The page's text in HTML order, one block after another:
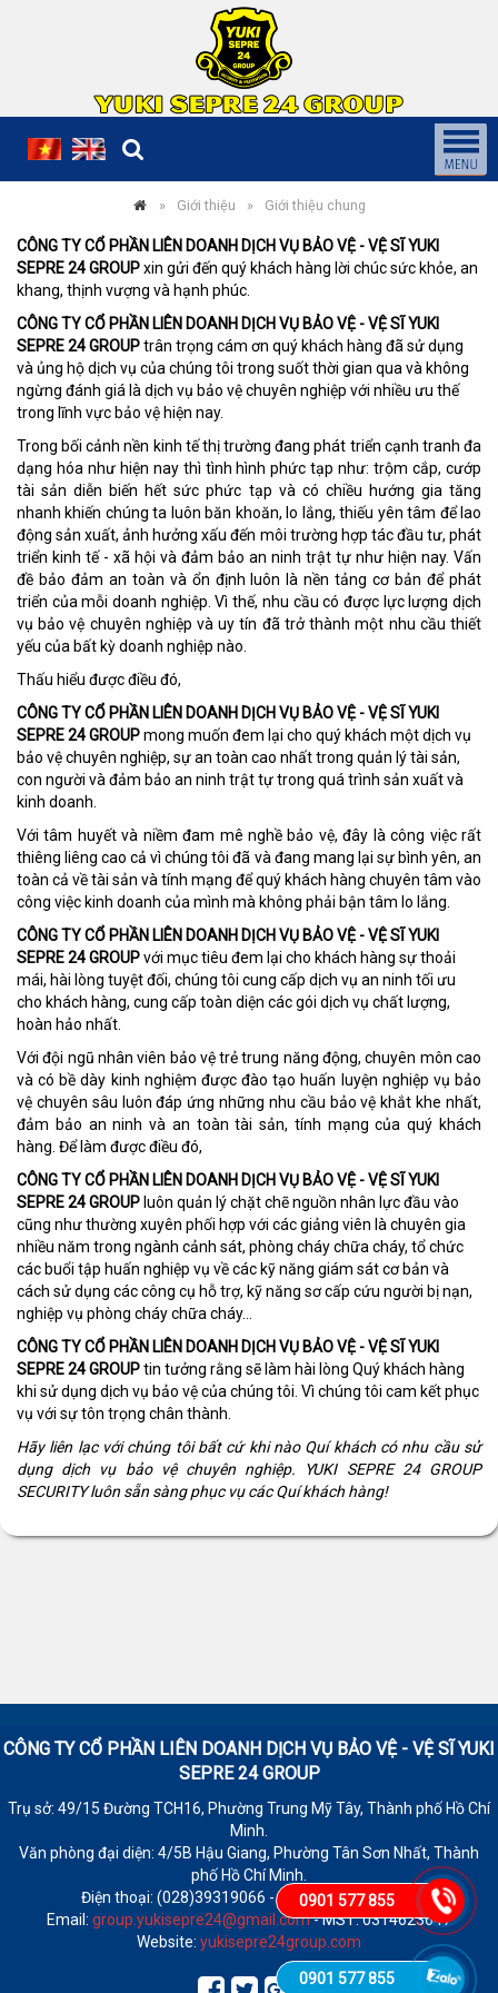
0901 577 855
0901 577 855
Giới thiệu Giới thiệu chung
CÔNG TY CỔ PHẦN LIÊN DOANH DỊCH VỤ BẢO VỆ - VỆ SĨ YUKI
SEPRE 24 GROUPxin gửi đến quý khách hàng lời chúc sức khỏe, an
khang, thịnh vượng và hạnh phúc.
CÔNG TY CỔ PHẦN LIÊN DOANH DỊCH VỤ BẢO VỆ - VỆ SĨ YUKI
SEPRE 24 GROUPtrân trọng cám ơn quý khách hàng đã sử dụng
và ủng hộ dịch vụ của chúng tôi trong suốt thời gian qua và không
ngừng đánh giá là dịch vụ bảo vệ chuyên nghiệp với nhiều ưu thế
trong lĩnh vực bảo vệ hiện nay.
Trong bối cảnh nền kinh tế thị trường đang phát triển cạnh tranh đa
dạng hóa như hiện nay thì tình hình phức tạp như: trộm cắp, cướp
tài sản diễn biến hết sức phức tạp và có chiều hướng gia tăng
nhanh khiến chúng ta luôn băn khoăn, lo lắng, thiếu yên tâm để lao
động sản xuất, ảnh hưởng xấu đến môi trường hợp tác đầu tư, phát
triển kinh tế - xã hội và đảm bảo an ninh trật tự như hiện nay. Vấn
đề bảo đảm an toàn và ổn định luôn là nền tảng cơ bản để phát
triển của mỗi doanh nghiệp. Vì thế, nhu cầu có được lực lượng dịch
vụ bảo vệ chuyên nghiệp và uy tín đã trở thành một nhu cầu thiết
yếu của bất kỳ doanh nghiệp nào.
Thấu hiểu được điều đó,
CÔNG TY CỔ PHẦN LIÊN DOANH DỊCH VỤ BẢO VỆ - VỆ SĨ YUKI
SEPRE 24 GROUPmong muốn đem lại cho quý khách một dịch vụ
bảo vệ chuyên nghiệp, sự an toàn cao nhất trong quản lý tài sản,
con người và đảm bảo an ninh trật tự trong quá trình sản xuất và
kinh doanh.
Với tâm huyết và niềm đam mê nghề bảo vệ, đây là công việc rất
thiêng liêng cao cả vì chúng tôi đã và đang mang lại sự bình yên, an
toàn cả về tài sản và tính mạng để quý khách hàng chuyên tâm vào
công việc kinh doanh của mình mà không phải bận tâm lo lắng.
CÔNG TY CỔ PHẦN LIÊN DOANH DỊCH VỤ BẢO VỆ - VỆ SĨ YUKI
SEPRE 24 GROUPvới mục tiêu đem lại cho khách hàng sự thoải
mái, hài lòng tuyệt đối, chúng tôi cung cấp dịch vụ an ninh tối ưu
cho khách hàng, cung cấp toàn diện các gói dịch vụ chất lượng,
hoàn hảo nhất.
Với đội ngũ nhân viên bảo vệ trẻ trung năng động, chuyên môn cao
và có bề dày kinh nghiệm được đào tạo huấn luyện nghiệp vụ bảo
vệ chuyên sâu luôn đáp ứng những nhu cầu bảo vệ khắt khe nhất,
đảm bảo an ninh và an toàn tài sản, tính mạng của quý khách
hàng. Để làm được điều đó,
CÔNG TY CỔ PHẦN LIÊN DOANH DỊCH VỤ BẢO VỆ - VỆ SĨ YUKI
SEPRE 24 GROUP luôn quản lý chặt chẽ nguồn nhân lực đầu vào
cũng như thường xuyên phối hợp với các giảng viên là chuyên gia
nhiều năm trong ngành cảnh sát, phòng cháy chữa cháy, tổ chức
các buổi tập huấn nghiệp vụ về các kỹ năng giám sát cơ bản và
cách sử dụng các công cụ hỗ trợ, kỹ năng sơ cấp cứu người bị nạn,
nghiệp vụ phòng cháy chữa cháy…
CÔNG TY CỔ PHẦN LIÊN DOANH DỊCH VỤ BẢO VỆ - VỆ SĨ YUKI
SEPRE 24 GROUPtin tưởng rằng sẽ làm hài lòng Quý khách hàng
khi sử dụng dịch vụ bảo vệ của chúng tôi. Vì chúng tôi cam kết phục
vụ với sự tôn trọng chân thành.
Hãy liên lạc với chúng tôi bất cứ khi nào Quí khách có nhu cầu sử
dụng dịch vụ bảo vệ chuyên nghiệp. YUKI SEPRE 24 GROUP
SECURITYluôn sẵn sàng phục vụ các Quí khách hàng!
CÔNG TY CỔ PHẦN LIÊN DOANH DỊCH VỤ BẢO VỆ - VỆ SĨYUKI
SEPRE 24 GROUP
Trụ sở: 49/15 Đường TCH16, Phường Trung Mỹ Tây, Thành phố Hồ Chí
Minh.
Văn phòng đại diện: 4/5B Hậu Giang, Phường Tân Sơn Nhất, Thành
phố Hồ Chí Minh.
Điện thoại: (028)39319066 - Fax: (028)39319065
Email: group.yukisepre24@gmail.com- MST: 0314623647
Website: yukisepre24group.com